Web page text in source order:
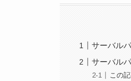
サーバル
サーバル
この